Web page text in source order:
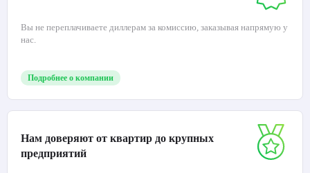
Вы не переплачиваете диллерам за комиссию, заказывая напрямую у
нас.
Подробнее о компании
Нам доверяют от квартир до крупных
предприятий